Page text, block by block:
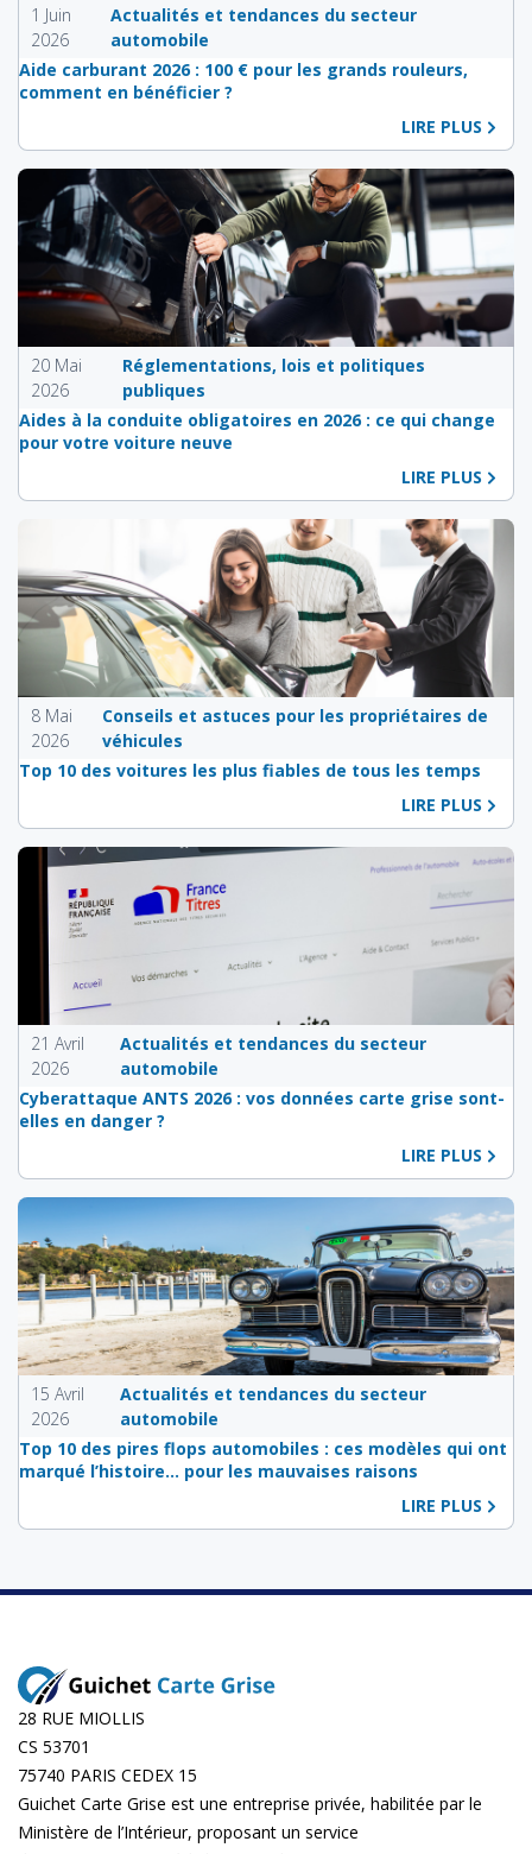
1 Juin
2026
Actualités et tendances du secteur
automobile
Aide carburant 2026 : 100 € pour les grands rouleurs,
comment en bénéficier ?
LIRE PLUS
20 Mai
2026
Réglementations, lois et politiques
publiques
Aides à la conduite obligatoires en 2026 : ce qui change
pour votre voiture neuve
LIRE PLUS
8 Mai
2026
Conseils et astuces pour les propriétaires de
véhicules
Top 10 des voitures les plus fiables de tous les temps
LIRE PLUS
21 Avril
2026
Actualités et tendances du secteur
automobile
Cyberattaque ANTS 2026 : vos données carte grise sont-
elles en danger ?
LIRE PLUS
15 Avril
2026
Actualités et tendances du secteur
automobile
Top 10 des pires flops automobiles : ces modèles qui ont
marqué l’histoire… pour les mauvaises raisons
LIRE PLUS
28 RUE MIOLLIS
CS 53701
75740 PARIS CEDEX 15
Guichet Carte Grise est une entreprise privée, habilitée par le
Ministère de l’Intérieur, proposant un service